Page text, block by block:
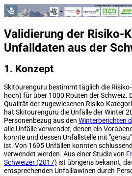
Validierung der Risiko-
Unfalldaten aus der
1. Konzept
Skitourenguru bestimmt täglich die
hoch) für über 1000 Routen der Schweiz.
Qualität der zugewiesenen Risiko-
hat Skitourenguru die Unfälle der Winter
Personenbezug aus den Winterberichten
alle Unfälle verwendet, denen ein
konnte und dessen Unfallstelle mit
ist. Von 1695 Unfällen konnten
verwendet werden. Aus einer Studie von
Schweizer (2017) ist übrigens bekannt,
entsprechenden Unfalllawinen durch